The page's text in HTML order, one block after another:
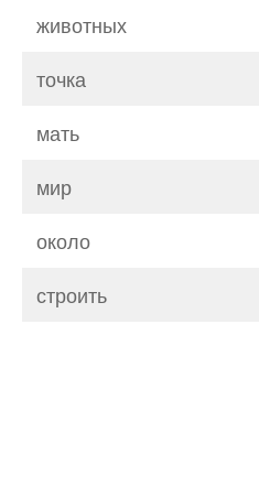
животных
точка
мать
мир
около
строить